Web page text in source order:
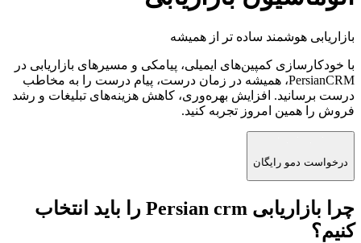
بازاریابی هوشمند ساده تر از همیشه
با خودکارسازی کمپین‌های ایمیلی، پیامکی و مسیرهای بازاریابی در
PersianCRM، همیشه در زمان درست، پیام درست را به مخاطب
درست برسانید. افزایش بهره‌وری، کاهش هزینه‌های تبلیغات و رشد
فروش را همین امروز تجربه کنید.
درخواست دمو رایگان
چرا بازاریابی Persian crm
را باید انتخاب
کنیم؟